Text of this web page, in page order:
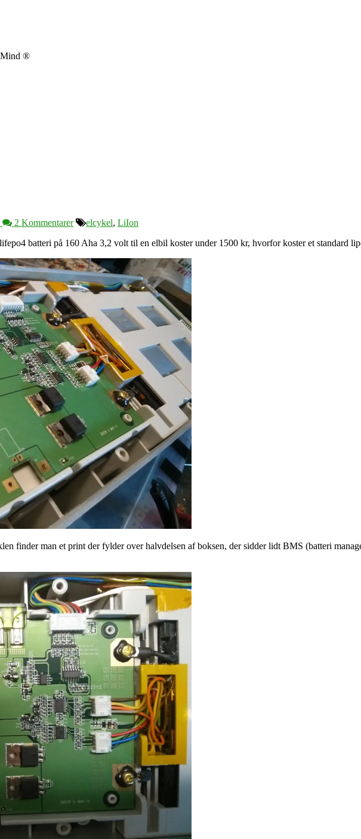
®
2 Kommentarer elcykel, LiIon
batteri på 160 Aha 3,2 volt til en elbil koster under 1500 kr, hvorfor koster et standard
finder man et print der fylder over halvdelsen af boksen, der sidder lidt BMS (batteri